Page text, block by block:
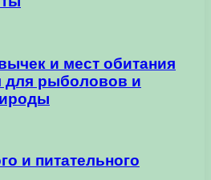
и мест обитания
для рыболовов и
и питательного